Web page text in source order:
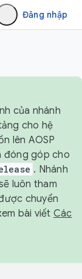
Đăng nhập
của nhánh
cho hệ
lên AOSP
đóng góp cho
. Nhánh
luôn tham
chuyển
bài viết Các